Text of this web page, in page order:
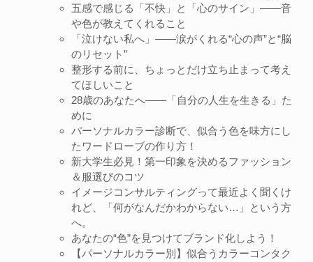
五感で感じる「不快」と「心のサイン」——音
や色が教えてくれること
「泣けない私へ」——涙がくれる“心の声”と“脳
のリセット”
整形する前に、ちょっとだけ立ち止まって考え
てほしいこと
28歳のあなたへ——「自分の人生を生きる」た
めに
パーソナルカラー診断で、似合う色を味方にし
たワードローブの作り方！
新大学生必見！第一印象を決めるファッション
＆服選びのコツ
イメージコンサルティングって最近よく聞くけ
れど、「何がなんだかわからない…」という方
へ。
あなたの“色”を見つけてブランド化しよう！
【パーソナルカラー別】似合うカラーコンタク